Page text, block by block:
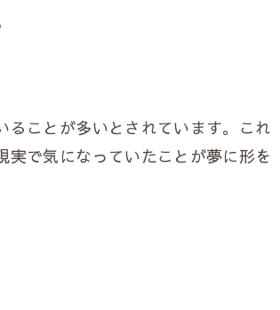
ことが多いとされています。これ
で気になっていたことが夢に形を